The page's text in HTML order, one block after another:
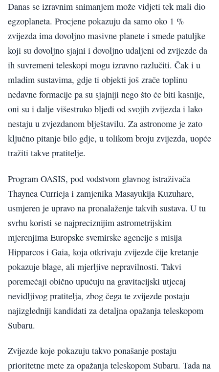
Danas se izravnim snimanjem može vidjeti tek mali dio
egzoplaneta. Procjene pokazuju da samo oko 1 %
zvijezda ima dovoljno masivne planete i smeđe patuljke
koji su dovoljno sjajni i dovoljno udaljeni od zvijezde da
ih suvremeni teleskopi mogu izravno razlučiti. Čak i u
mladim sustavima, gdje ti objekti još zrače toplinu
nedavne formacije pa su sjajniji nego što će biti kasnije,
oni su i dalje višestruko bljeđi od svojih zvijezda i lako
nestaju u zvjezdanom blještavilu. Za astronome je zato
ključno pitanje bilo gdje, u tolikom broju zvijezda, uopće
tražiti takve pratitelje.
Program OASIS, pod vodstvom glavnog istraživača
Thaynea Currieja i zamjenika Masayukija Kuzuhare,
usmjeren je upravo na pronalaženje takvih sustava. U tu
svrhu koristi se najpreciznijim astrometrijskim
mjerenjima Europske svemirske agencije s misija
Hipparcos i Gaia, koja otkrivaju zvijezde čije kretanje
pokazuje blage, ali mjerljive nepravilnosti. Takvi
poremećaji obično upućuju na gravitacijski utjecaj
nevidljivog pratitelja, zbog čega te zvijezde postaju
najizgledniji kandidati za detaljna opažanja teleskopom
Subaru.
Zvijezde koje pokazuju takvo ponašanje postaju
prioritetne mete za opažanja teleskopom Subaru. Tada na